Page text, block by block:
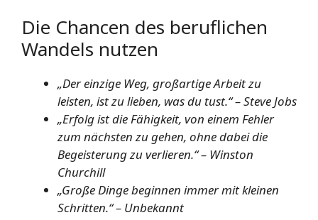
Die Chancen des beruflichen
Wandels nutzen
„Der einzige Weg, großartige Arbeit zu
leisten, ist zu lieben, was du tust.“ – Steve Jobs
„Erfolg ist die Fähigkeit, von einem Fehler
zum nächsten zu gehen, ohne dabei die
Begeisterung zu verlieren.“ – Winston
Churchill
„Große Dinge beginnen immer mit kleinen
Schritten.“ – Unbekannt